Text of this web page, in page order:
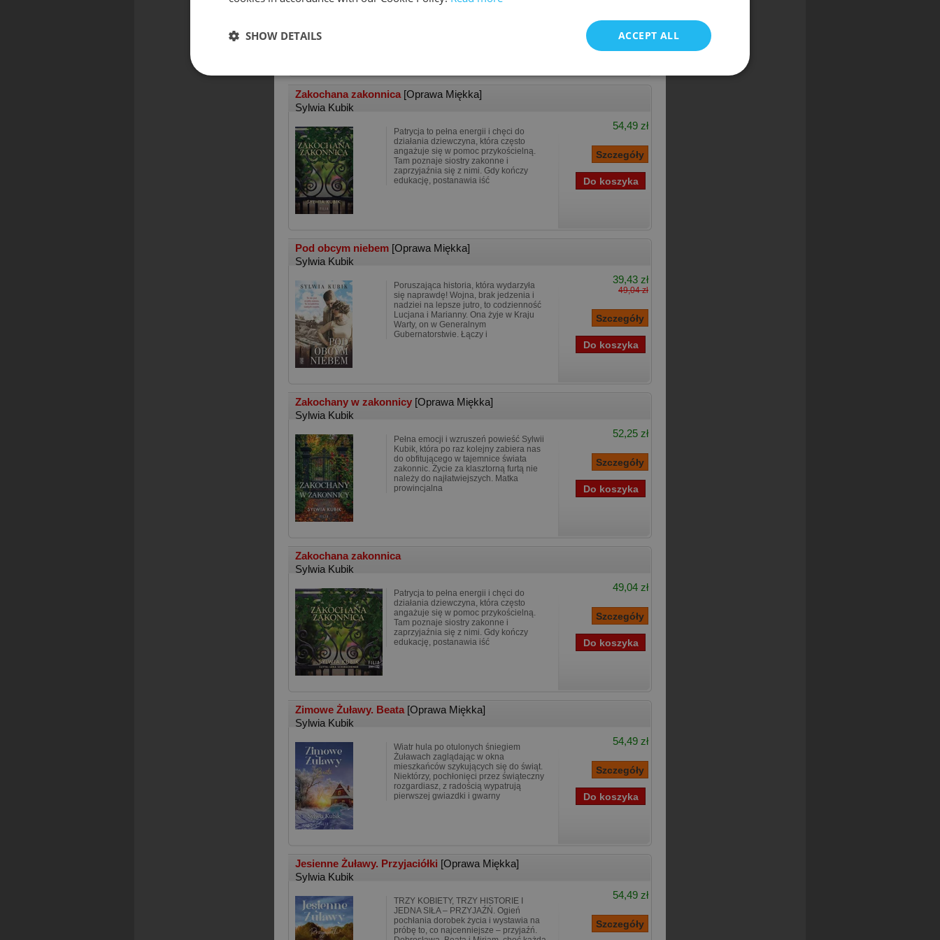
dziesięć hektarów ziemi. Wreszcie po
Zakochana zakonnica [Oprawa Miękka]
Sylwia Kubik
Patrycja to pełna energii i chęci do
działania dziewczyna, która często
angażuje się w pomoc przykościelną.
Tam poznaje siostry zakonne i
zaprzyjaźnia się z nimi. Gdy kończy
edukację, postanawia iść
54,49 zł
Pod obcym niebem [Oprawa Miękka]
Sylwia Kubik
Poruszająca historia, która wydarzyła
się naprawdę! Wojna, brak jedzenia i
nadziei na lepsze jutro, to codzienność
Lucjana i Marianny. Ona żyje w Kraju
Warty, on w Generalnym
Gubernatorstwie. Łączy i
39,43 zł
49,04 zł
Zakochany w zakonnicy [Oprawa Miękka]
Sylwia Kubik
Pełna emocji i wzruszeń powieść Sylwii
Kubik, która po raz kolejny zabiera nas
do obfitującego w tajemnice świata
zakonnic. Życie za klasztorną furtą nie
należy do najłatwiejszych. Matka
prowincjalna
52,25 zł
Zakochana zakonnica
Sylwia Kubik
Patrycja to pełna energii i chęci do
działania dziewczyna, która często
angażuje się w pomoc przykościelną.
Tam poznaje siostry zakonne i
zaprzyjaźnia się z nimi. Gdy kończy
edukację, postanawia iść
49,04 zł
Zimowe Żuławy. Beata [Oprawa Miękka]
Sylwia Kubik
Wiatr hula po otulonych śniegiem
Żuławach zaglądając w okna
mieszkańców szykujących się do świąt.
Niektórzy, pochłonięci przez świąteczny
rozgardiasz, z radością wypatrują
pierwszej gwiazdki i gwarny
54,49 zł
Jesienne Żuławy. Przyjaciółki [Oprawa Miękka]
Sylwia Kubik
TRZY KOBIETY, TRZY HISTORIE I
JEDNA SIŁA – PRZYJAŹŃ. Ogień
pochłania dorobek życia i wystawia na
próbę to, co najcenniejsze – przyjaźń.
54,49 zł
ACCEPT ALL
SHOW DETAILS